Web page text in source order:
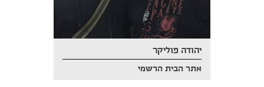
יהודה פוליקר
אתר הבית הרשמי